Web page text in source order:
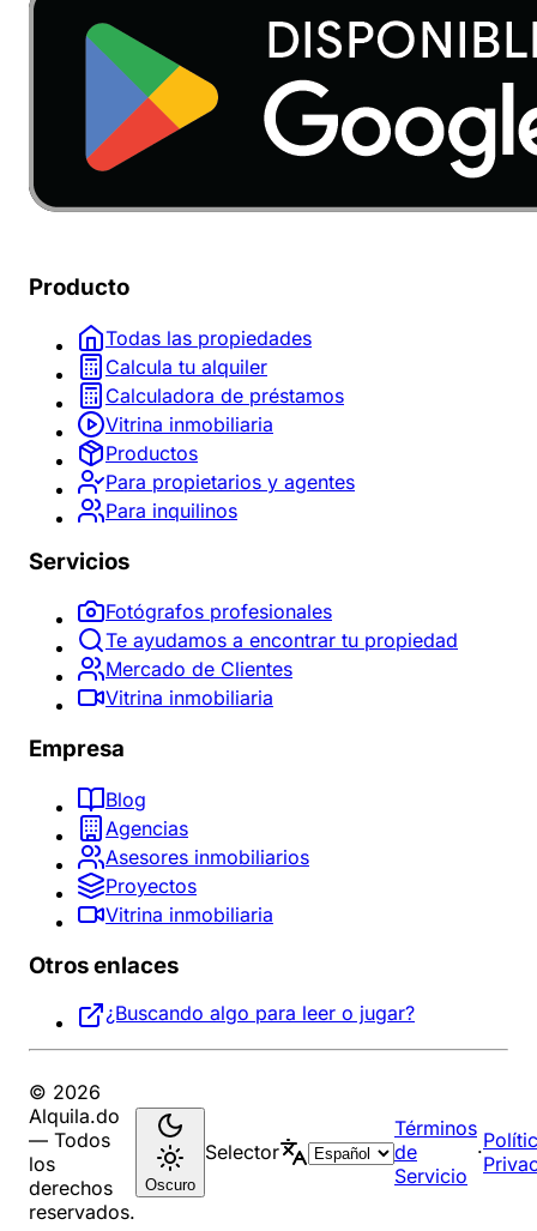
Producto
Todas las propiedades
Calcula tu alquiler
Calculadora de préstamos
Vitrina inmobiliaria
Productos
Para propietarios y agentes
Para inquilinos
Servicios
Fotógrafos profesionales
Te ayudamos a encontrar tu propiedad
Mercado de Clientes
Vitrina inmobiliaria
Empresa
Blog
Agencias
Asesores inmobiliarios
Proyectos
Vitrina inmobiliaria
Otros enlaces
¿Buscando algo para leer o jugar?
© 2026
Alquila.do
— Todos
los
derechos
reservados.
Oscuro
Selector
Términos
de
Servicio
·